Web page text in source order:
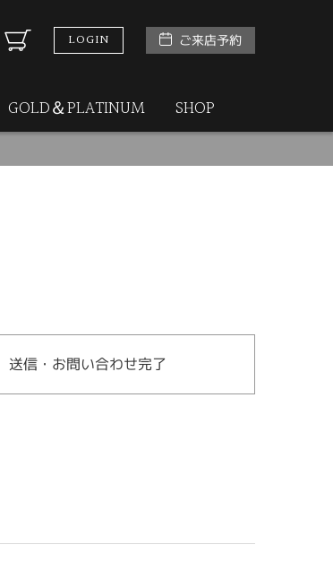
LOGIN ご来店予約
GOLD＆PLATINUM SHOP
送信・お問い合わせ完了